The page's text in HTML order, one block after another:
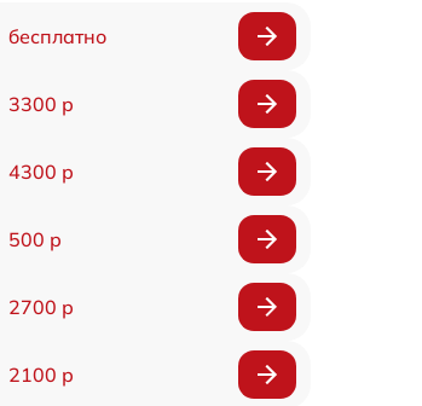
бесплатно
3300 р
4300 р
500 р
2700 р
2100 р